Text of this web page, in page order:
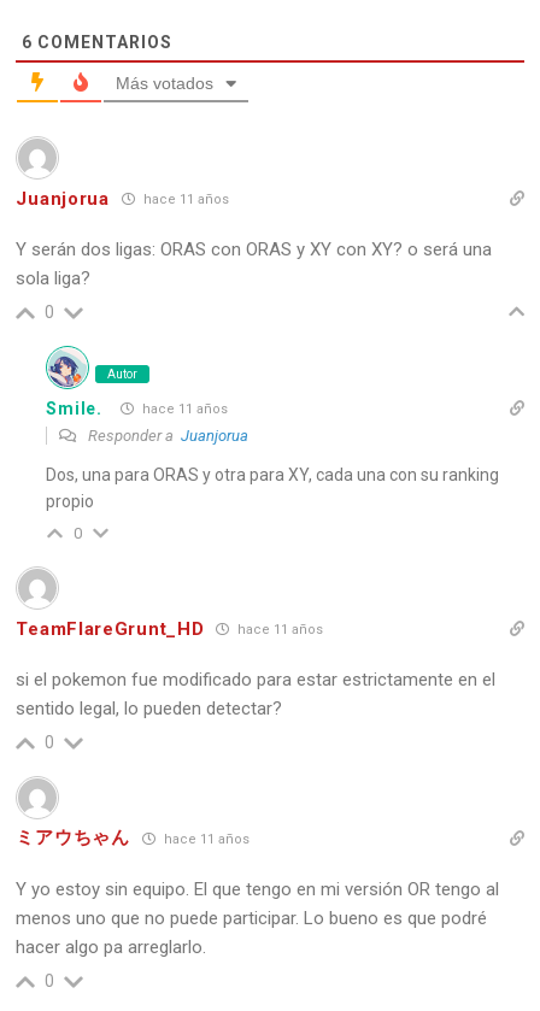
6 COMENTARIOS
Más votados
Juanjorua hace 11 años
Y serán dos ligas: ORAS con ORAS y XY con XY? o será una
sola liga?
0
Autor
Smile. hace 11 años
Responder aJuanjorua
Dos, una para ORAS y otra para XY, cada una con su ranking
propio
0
TeamFlareGrunt_HD hace 11 años
si el pokemon fue modificado para estar estrictamente en el
sentido legal, lo pueden detectar?
0
ミアウちゃん hace 11 años
Y yo estoy sin equipo. El que tengo en mi versión OR tengo al
menos uno que no puede participar. Lo bueno es que podré
hacer algo pa arreglarlo.
0